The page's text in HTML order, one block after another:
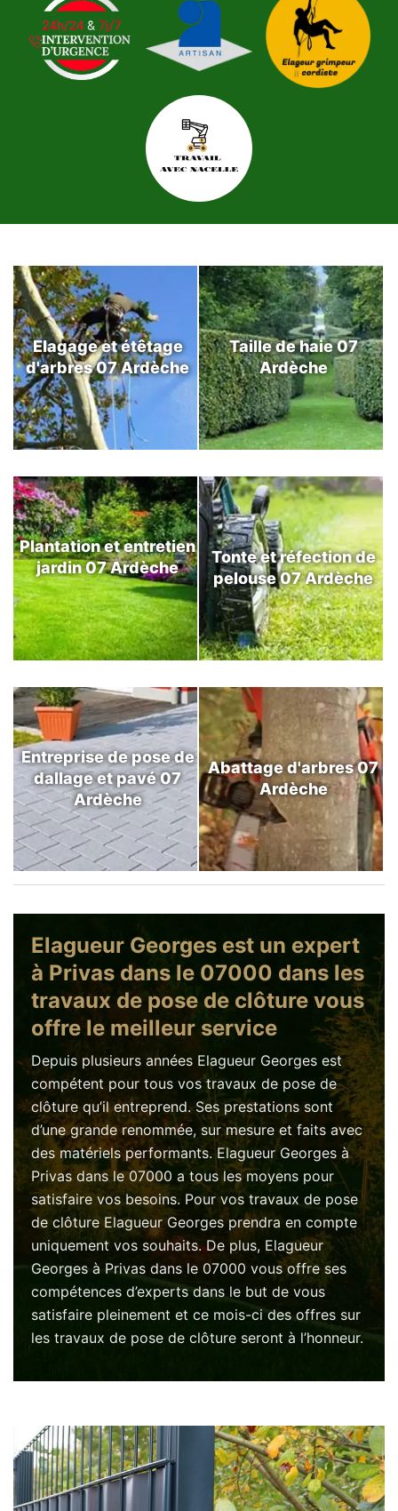
Elagage et étêtage
d'arbres 07 Ardèche
Taille de haie 07
Ardèche
Plantation et entretien
jardin 07 Ardèche
Tonte et réfection de
pelouse 07 Ardèche
Entreprise de pose de
dallage et pavé 07
Ardèche
Abattage d'arbres 07
Ardèche
Elagueur Georges est un expert
à Privas dans le 07000 dans les
travaux de pose de clôture vous
offre le meilleur service
Depuis plusieurs années Elagueur Georges est
compétent pour tous vos travaux de pose de
clôture qu’il entreprend. Ses prestations sont
d’une grande renommée, sur mesure et faits avec
des matériels performants. Elagueur Georges à
Privas dans le 07000 a tous les moyens pour
satisfaire vos besoins. Pour vos travaux de pose
de clôture Elagueur Georges prendra en compte
uniquement vos souhaits. De plus, Elagueur
Georges à Privas dans le 07000 vous offre ses
compétences d’experts dans le but de vous
satisfaire pleinement et ce mois-ci des offres sur
les travaux de pose de clôture seront à l’honneur.